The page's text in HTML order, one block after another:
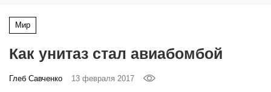
Мир
Как унитаз стал авиабомбой
Глеб Савченко 13 февраля 2017